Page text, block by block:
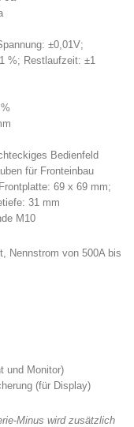
±0,01V;
%; Restlaufzeit: ±1
Bedienfeld
für Fronteinbau
69 x 69 mm;
31 mm
M10
Nennstrom von 500A bis
und Monitor)
(für Display)
Minus wird zusätzlich